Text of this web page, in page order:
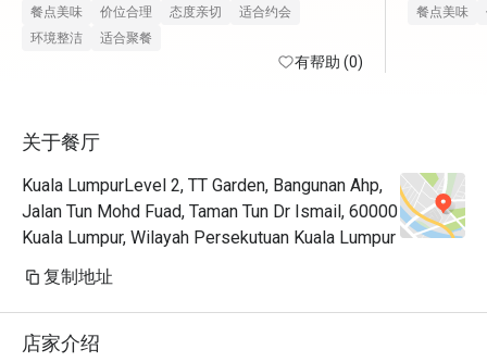
thank you for having us
餐点美味 价位合理 态度亲切
适合约会
环境整洁
适合聚餐
有帮助 (0)
餐点美味
关于餐厅
Kuala LumpurLevel 2, TT Garden, Bangunan Ahp,
Jalan Tun Mohd Fuad, Taman Tun Dr Ismail, 60000
Kuala Lumpur, Wilayah Persekutuan Kuala Lumpur
复制地址
店家介绍